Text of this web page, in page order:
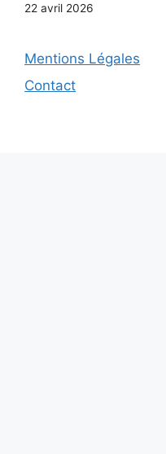
22 avril 2026
Mentions Légales
Contact